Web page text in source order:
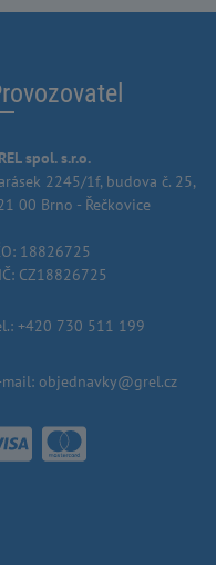
spol. s.r.o.
2245/1f, budova č. 25,
00 Brno - Řečkovice
18826725
CZ18826725
+420 730 511 199
mail: objednavky@grel.cz